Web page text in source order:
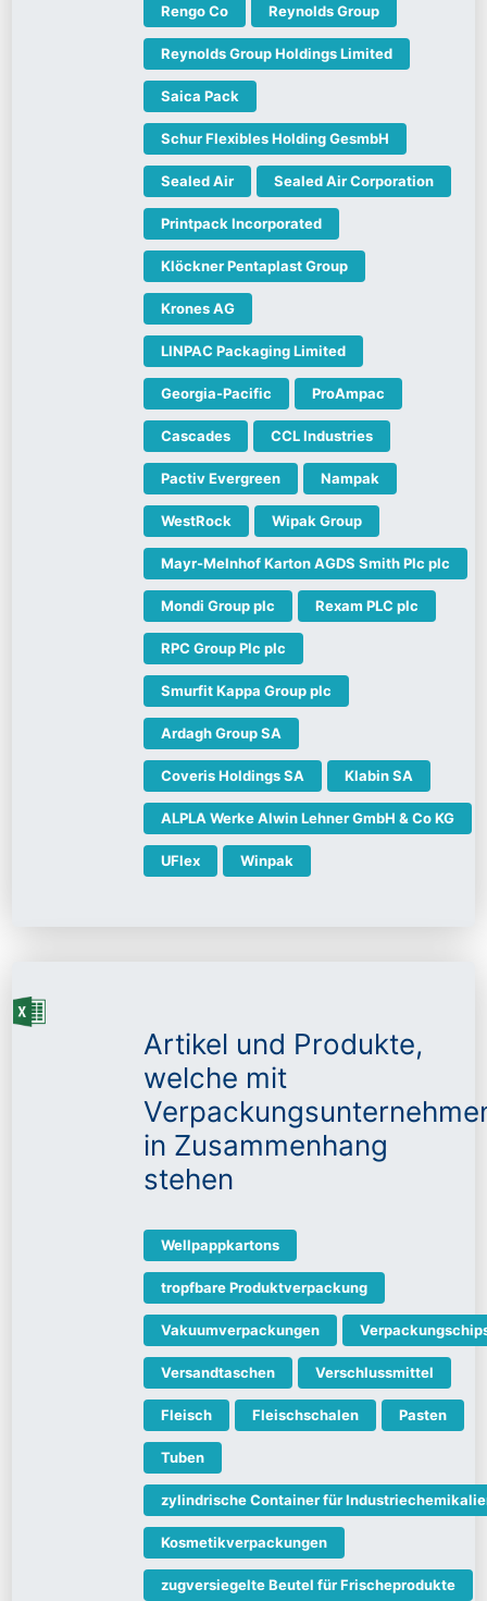
Rengo Co Reynolds Group
Reynolds Group Holdings Limited
Saica Pack
Schur Flexibles Holding GesmbH
Sealed Air Sealed Air Corporation
Printpack Incorporated
Klöckner Pentaplast Group
Krones AG
LINPAC Packaging Limited
Georgia-Pacific ProAmpac
Cascades CCL Industries
Pactiv Evergreen Nampak
WestRock Wipak Group
Mayr-Melnhof Karton AGDS Smith Plc plc
Mondi Group plc Rexam PLC plc
RPC Group Plc plc
Smurfit Kappa Group plc
Ardagh Group SA
Coveris Holdings SA Klabin SA
ALPLA Werke Alwin Lehner GmbH & Co KG
UFlex Winpak
Artikel und Produkte,
welche mit
in Zusammenhang
stehen
Wellpappkartons
tropfbare Produktverpackung
Vakuumverpackungen
Versandtaschen Verschlussmittel
Fleisch Fleischschalen Pasten
Tuben
zylindrische Container für
Kosmetikverpackungen
zugversiegelte Beutel für Frischeprodukte